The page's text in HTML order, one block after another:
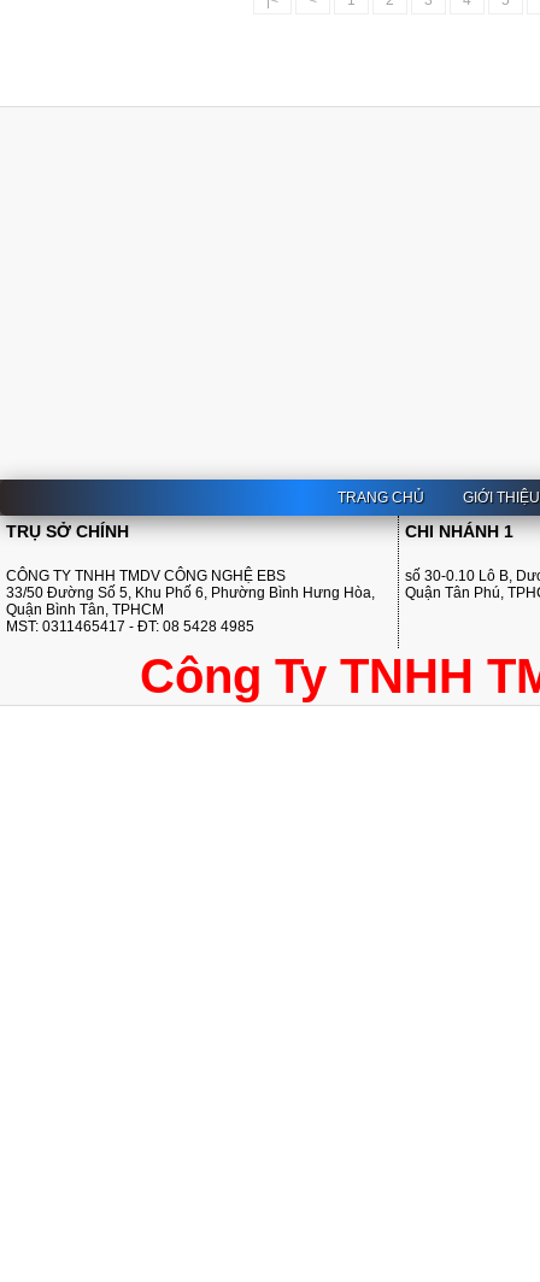
TRANG CHỦ GIỚI THIỆU
TRỤ SỞ CHÍNH
CÔNG TY TNHH TMDV CÔNG NGHỆ EBS
33/50 Đường Số 5, Khu Phố 6, Phường Bình Hưng Hòa,
Quận Bình Tân, TPHCM
MST: 0311465417 - ĐT: 08 5428 4985
CHI NHÁNH 1
số 30-0.10 Lô B,
Quận Tân Phú,
Công Ty TNHH